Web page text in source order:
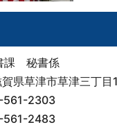
課 秘書係
県草津市草津三丁目
561-2303
561-2483